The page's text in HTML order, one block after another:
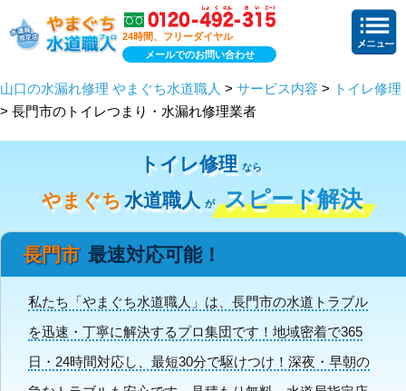
24時間、フリーダイヤル
メールでのお問い合わせ
山口の水漏れ修理 やまぐち水道職人 > サービス内容 > トイレ修理
> 長門市のトイレつまり・水漏れ修理業者
トイレ修理 なら
やまぐち 水道職人 が スピード解決
長門市 最速対応可能！
私たち「やまぐち水道職人」は、長門市の水道トラブル
を迅速・丁寧に解決するプロ集団です！地域密着で365
日・24時間対応し、最短30分で駆けつけ！深夜・早朝の